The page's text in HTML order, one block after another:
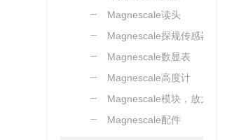
Magnescale读头
Magnescale探规传感器
Magnescale数显表
Magnescale高度计
Magnescale模块，放大器
Magnescale配件